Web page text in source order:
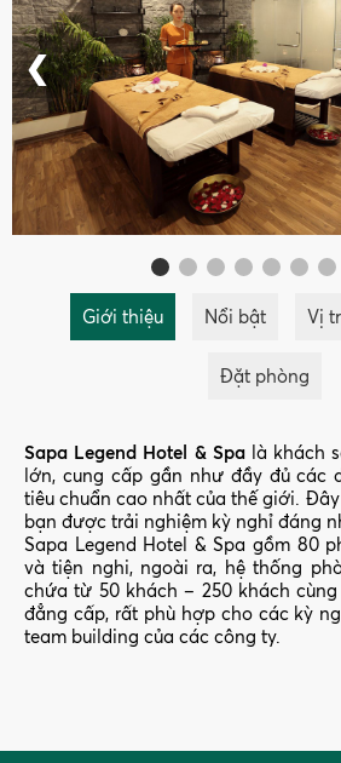
❮
Giới thiệu Nổi bật Vị
Đặt phòng
Sapa Legend Hotel & Spalà khách
lớn, cung cấp gần như đầy đủ các
tiêu chuẩn cao nhất của thế giới.
bạn được trải nghiệm kỳ nghỉ đáng
Sapa Legend Hotel & Spa gồm 80
và tiện nghi, ngoài ra, hệ thống
chứa từ 50 khách – 250 khách
đẳng cấp, rất phù hợp cho các kỳ
team building của các công ty.